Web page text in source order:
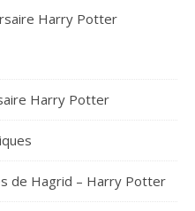
Harry Potter
Harry Potter
de Hagrid – Harry Potter